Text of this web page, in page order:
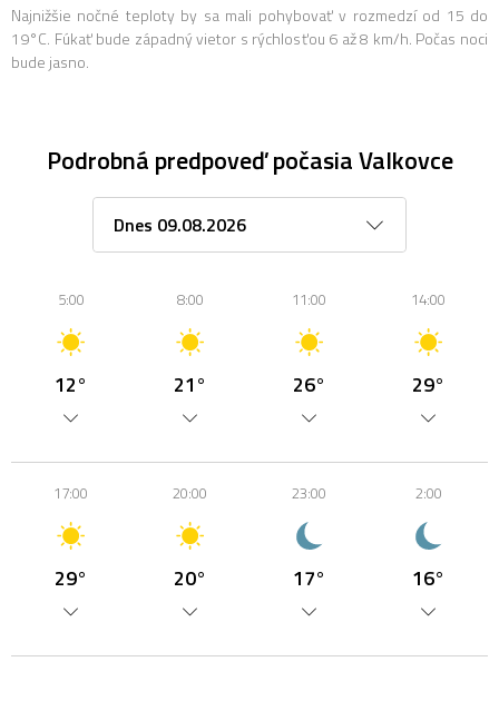
Najnižšie nočné teploty by sa mali pohybovať v rozmedzí od 15 do
19°C. Fúkať bude západný vietor s rýchlosťou 6 až 8 km/h. Počas noci
bude jasno.
Podrobná predpoveď počasia Valkovce
5:00
12°
8:00
21°
11:00
26°
14:00
29°
17:00
29°
20:00
20°
23:00
17°
2:00
16°